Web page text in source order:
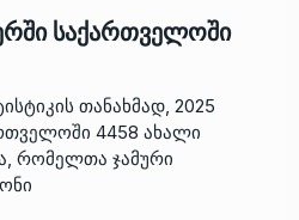
საქართველოში
თანახმად, 2025
4458 ახალი
რომელთა ჯამური